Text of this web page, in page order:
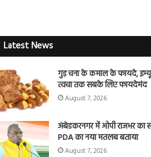
Latest News
गुड़ चना के कमाल के फायदे,
त्वचा तक सबके लिए फायदेमंद
August 7, 2026
अंबेडकरनगर में ओपी राजभर का
PDA का नया मतलब बताया
August 7, 2026